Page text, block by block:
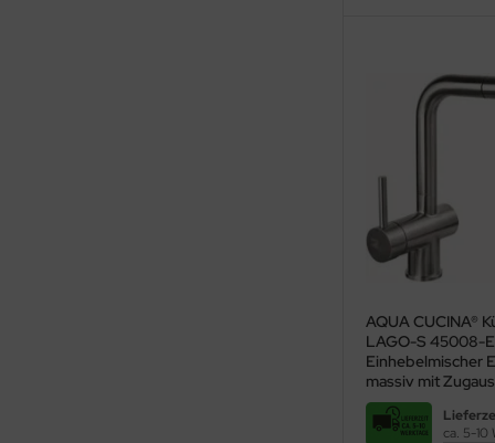
AQUA CUCINA®
LAGO-S 45008-E
Einhebelmischer
massiv mit
schwenkbar Griff
ca. 5-10